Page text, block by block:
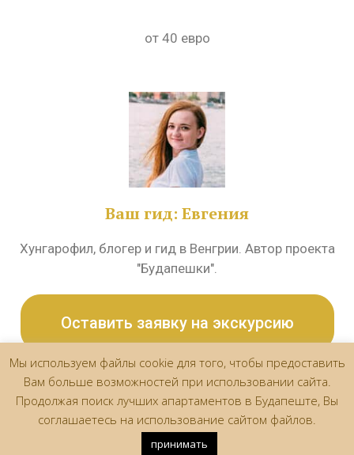
от 40 евро
Ваш гид: Евгения
Хунгарофил, блогер и гид в Венгрии. Автор проекта
"Будапешки".
Оставить заявку на экскурсию
© 2026 Goldcentral Apartments & Tours Budapest• Создано
с помощьюGeneratePress
Мы используем файлы cookie для того, чтобы предоставить
Вам больше возможностей при использовании сайта.
Продолжая поиск лучших апартаментов в Будапеште, Вы
соглашаетесь на использование сайтом файлов.
принимать